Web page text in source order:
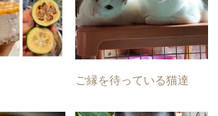
ご縁を待っている猫達